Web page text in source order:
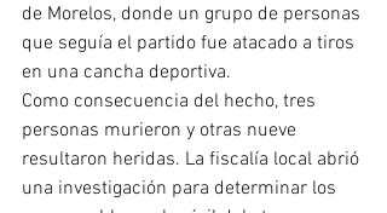
de Morelos, donde un grupo de personas
que seguía el partido fue atacado a tiros
en una cancha deportiva.
Como consecuencia del hecho, tres
personas murieron y otras nueve
resultaron heridas. La fiscalía local abrió
una investigación para determinar los